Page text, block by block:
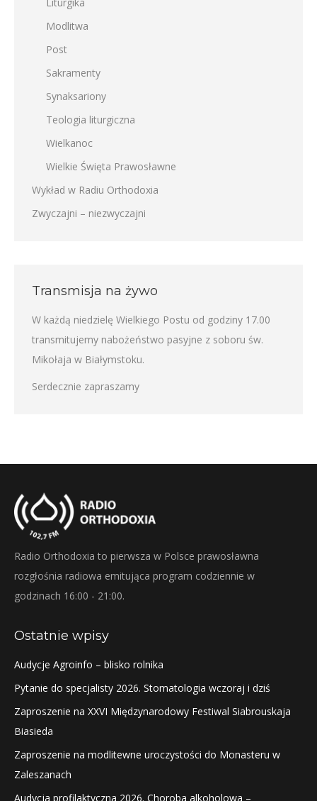
Modlitwa
Post
Sakramenty
Synaksariony
Teologia liturgiczna
Wielkanoc
Wielkie Święta Prawosławne
Wykład w Radiu Orthodoxia
Zwyczajni – niezwyczajni
Transmisja na żywo
W każdą niedzielę Wielkiego Postu od godziny 17.00
transmitujemy nabożeństwo pasyjne z soboru św.
Mikołaja w Białymstoku.
Serdecznie zapraszamy
Radio Orthodoxia to pierwsza w Polsce prawosławna
rozgłośnia radiowa emitująca program codziennie w
godzinach 16:00 - 21:00.
Ostatnie wpisy
Audycje Agroinfo – blisko rolnika
Pytanie do specjalisty 2026. Stomatologia wczoraj i dziś
Zaproszenie na XXVI Międzynarodowy Festiwal Siabrouskaja
Biasieda
Zaproszenie na modlitewne uroczystości do Monasteru w
Zaleszanach
Audycja profilaktyczna 2026. Choroba alkoholowa –